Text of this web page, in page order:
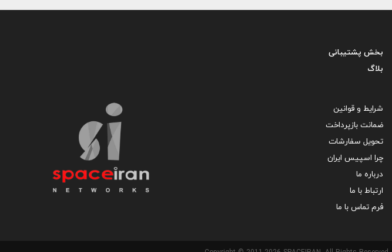
بخش پشتیبانی
بلاگ
شرایط و قوانین
ضمانت بازپرداخت
تحویل سفارشات
چرا اسپیس ایران
درباره ما
ارتباط با ما
فرم تماس با ما